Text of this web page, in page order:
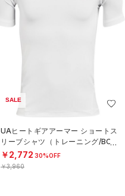
SALE
UAヒートギアアーマー ショートス
リーブシャツ（トレーニング/BOY
S）
￥2,772 30%OFF
￥3,960